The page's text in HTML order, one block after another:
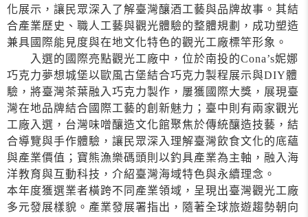
化展示，讓民眾深入了解臺灣釀酒工藝與品牌故事。其結
合產業歷史、職人工藝與觀光體驗的整體規劃，成功塑造
兼具國際能見度與在地文化特色的觀光工廠標竿形象。
入選的國際亮點觀光工廠中，位於南投的Cona’s妮娜
巧克力夢想城堡以歐風古堡結合巧克力製程展示與DIY體
驗，將臺灣茶葉融入巧克力製作，屢獲國際大獎，展現臺
灣在地品牌結合國際工藝的創新魅力；臺中則有兩家觀光
工廠入選，台灣味噌釀造文化館聚焦於傳統釀造技藝，結
合導覽與手作體驗，讓民眾深入理解臺灣飲食文化的底蘊
與產業價值；寶熊漁樂碼頭則以釣具產業為主軸，融入海
洋教育與互動科技，介紹臺灣海域特色與永續理念。
本年度獲選業者橫跨不同產業領域，呈現出臺灣觀光工廠
多元發展樣貌。產業發展署指出，隨著全球旅遊趨勢朝向